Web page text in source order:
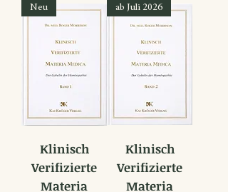
Neu
Klinisch
Verifizierte
Materia
ab Juli 2026
Klinisch
Verifizierte
Materia